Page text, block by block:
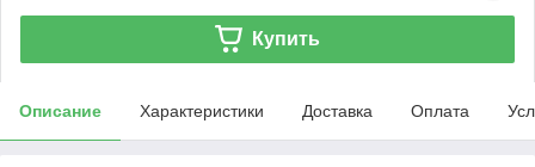
Купить
Описание Характеристики Доставка Оплата